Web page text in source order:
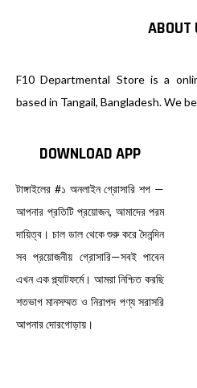
ABOUT
F10 Departmental Store is a
based in Tangail, Bangladesh. We
DOWNLOAD APP
টাঙ্গাইলের #১ অনলাইন গ্রোসারি শপ —
আপনার প্রতিটি প্রয়োজন, আমাদের পরম
দায়িত্ব। চাল ডাল থেকে শুরু করে দৈনন্দিন
সব প্রয়োজনীয় গ্রোসারি—সবই পাবেন
এখন এক প্ল্যাটফর্মে। আমরা নিশ্চিত করছি
শতভাগ মানসম্মত ও নিরাপদ পণ্য সরাসরি
আপনার দোরগোড়ায়।